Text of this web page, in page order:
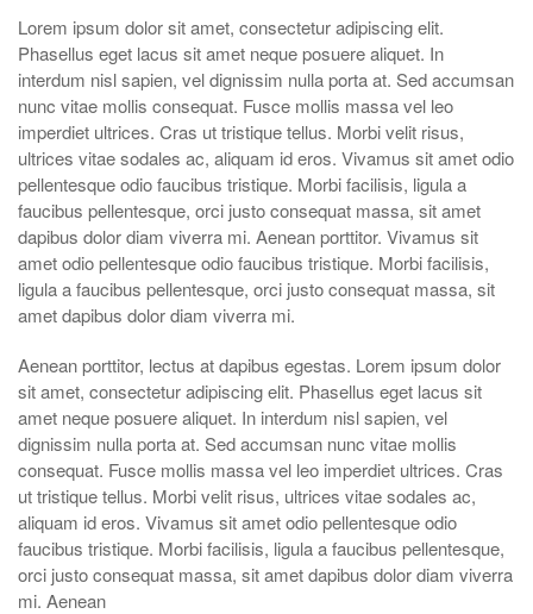
Lorem ipsum dolor sit amet, consectetur adipiscing elit.
Phasellus eget lacus sit amet neque posuere aliquet. In
interdum nisl sapien, vel dignissim nulla porta at. Sed accumsan
nunc vitae mollis consequat. Fusce mollis massa vel leo
imperdiet ultrices. Cras ut tristique tellus. Morbi velit risus,
ultrices vitae sodales ac, aliquam id eros. Vivamus sit amet odio
pellentesque odio faucibus tristique. Morbi facilisis, ligula a
faucibus pellentesque, orci justo consequat massa, sit amet
dapibus dolor diam viverra mi. Aenean porttitor. Vivamus sit
amet odio pellentesque odio faucibus tristique. Morbi facilisis,
ligula a faucibus pellentesque, orci justo consequat massa, sit
amet dapibus dolor diam viverra mi.
Aenean porttitor, lectus at dapibus egestas. Lorem ipsum dolor
sit amet, consectetur adipiscing elit. Phasellus eget lacus sit
amet neque posuere aliquet. In interdum nisl sapien, vel
dignissim nulla porta at. Sed accumsan nunc vitae mollis
consequat. Fusce mollis massa vel leo imperdiet ultrices. Cras
ut tristique tellus. Morbi velit risus, ultrices vitae sodales ac,
aliquam id eros. Vivamus sit amet odio pellentesque odio
faucibus tristique. Morbi facilisis, ligula a faucibus pellentesque,
orci justo consequat massa, sit amet dapibus dolor diam viverra
mi. Aenean